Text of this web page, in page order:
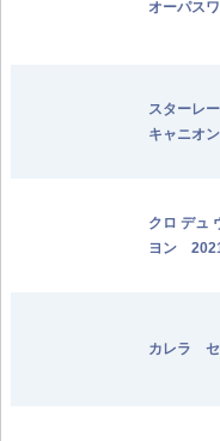
オーパス
スターレ
キャニオ
クロ デュ
ヨン
カレラ